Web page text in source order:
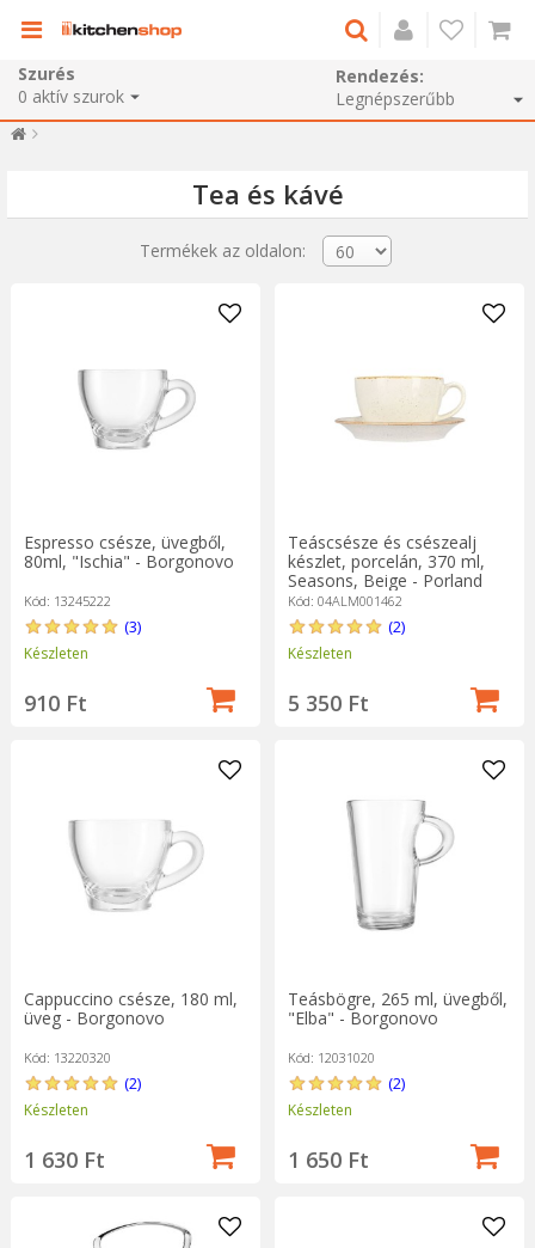
Szurés
0 aktív szurok
Rendezés:
Tea és kávé
Termékek az oldalon:
Espresso csésze, üvegből,
80ml, "Ischia" - Borgonovo
Kód: 13245222
(3)
Készleten
910 Ft
Teáscsésze és csészealj
készlet, porcelán, 370 ml,
Seasons, Beige - Porland
Kód: 04ALM001462
(2)
Készleten
5 350 Ft
Cappuccino csésze, 180 ml,
üveg - Borgonovo
Kód: 13220320
(2)
Készleten
1 630 Ft
Teásbögre, 265 ml, üvegből,
"Elba" - Borgonovo
Kód: 12031020
(2)
Készleten
1 650 Ft